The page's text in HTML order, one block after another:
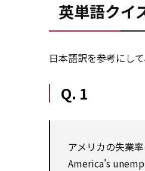
英単語クイ
日本語訳を参考にし
Q. 1
アメリカの失業
America's